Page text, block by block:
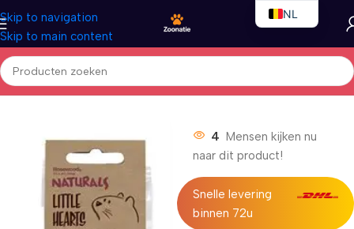
Skip to navigation
Skip to main content
Home/Kleindieren/Kleindierensnacks hard
4 Mensen kijken nu
naar dit product!
Snelle levering
binnen 72u
NL